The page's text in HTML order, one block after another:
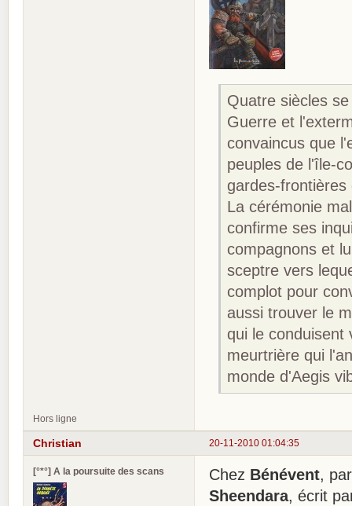
Quatre siècles
Guerre et
convaincus que
peuples de l'île-
gardes-
La cérémonie
confirme ses
compagnons et
sceptre vers
complot pour
aussi trouver le
qui le conduisent
meurtrière qui
monde d'Aegis
Hors ligne
20-11-2010 01:04:35
Christian
[°*°] A la poursuite des scans Chez Bénévent,
Sheendara, écrit